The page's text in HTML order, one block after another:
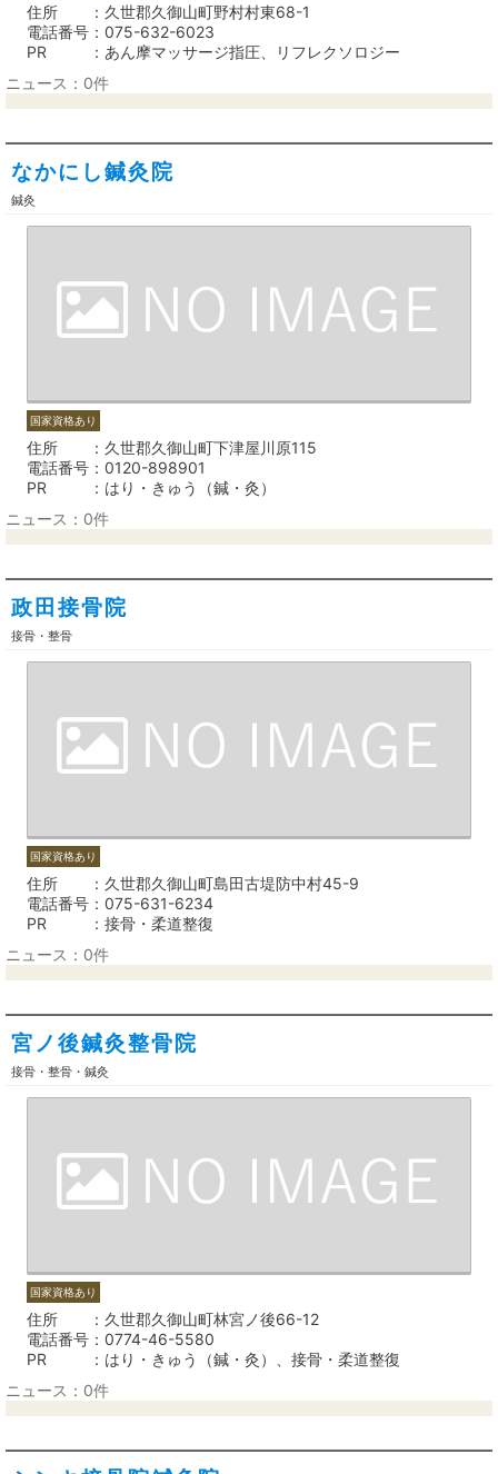
住所
久世郡久御山町野村村東68-1
電話番号
075-632-6023
PR
あん摩マッサージ指圧、リフレクソロジー
ニュース：0件
なかにし鍼灸院
鍼灸
国家資格あり
住所
久世郡久御山町下津屋川原115
電話番号
0120-898901
PR
はり・きゅう（鍼・灸）
ニュース：0件
政田接骨院
接骨・整骨
国家資格あり
住所
久世郡久御山町島田古堤防中村45-9
電話番号
075-631-6234
PR
接骨・柔道整復
ニュース：0件
宮ノ後鍼灸整骨院
接骨・整骨・鍼灸
国家資格あり
住所
久世郡久御山町林宮ノ後66-12
電話番号
0774-46-5580
PR
はり・きゅう（鍼・灸）、接骨・柔道整復
ニュース：0件